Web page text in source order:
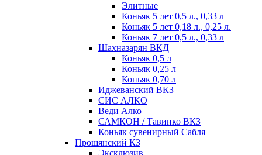
Элитные
Коньяк 5 лет 0,5 л., 0,33 л
Коньяк 5 лет 0,18 л., 0,25 л.
Коньяк 7 лет 0,5 л., 0,33 л
Шахназарян ВКД
Коньяк 0,5 л
Коньяк 0,25 л
Коньяк 0,70 л
Иджеванский ВКЗ
СИС АЛКО
Веди Алко
САМКОН / Тавинко ВКЗ
Коньяк сувенирный Сабля
Прошянский КЗ
Эксклюзив